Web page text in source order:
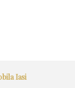
Iasi